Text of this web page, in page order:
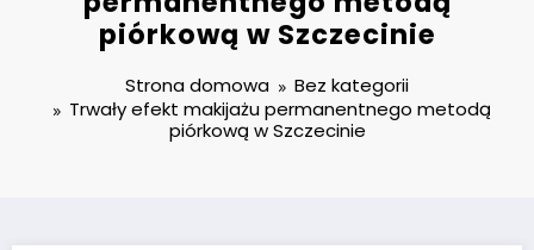
piórkową w Szczecinie
Strona domowa
Bez kategorii
Trwały efekt makijażu permanentnego metodą
piórkową w Szczecinie